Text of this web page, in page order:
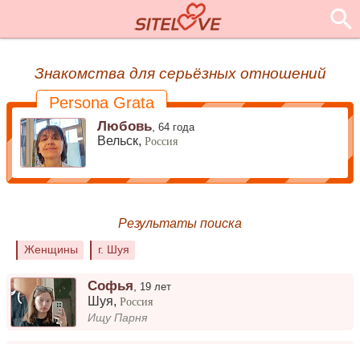
Знакомства для серьёзных отношений
Persona Grata
Любовь ,64 года
Вельск,Россия
Результаты поиска
Женщины г. Шуя
Софья 19 лет
Шуя,Россия
Ищу Парня